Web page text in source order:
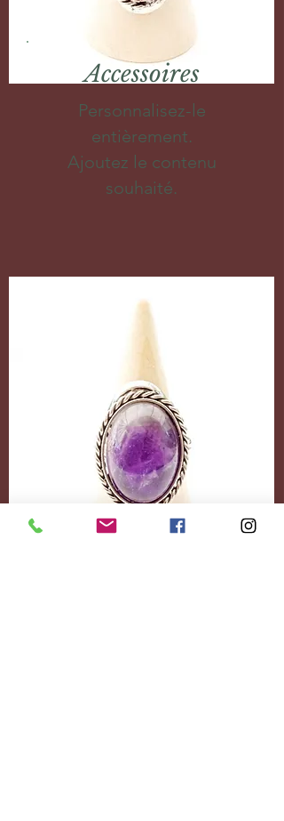
Accessoires
Personnalisez-le
entièrement.
Ajoutez le contenu
souhaité.